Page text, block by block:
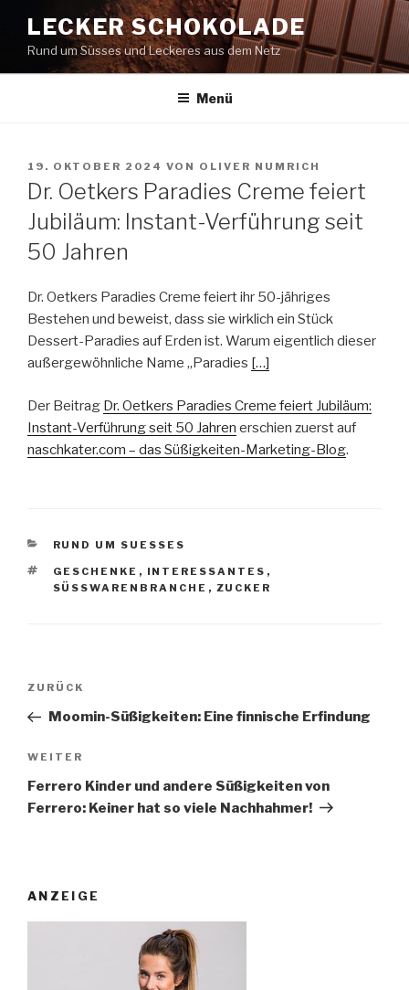
Inhalt
springen
LECKER SCHOKOLADE
Rund um Süsses und Leckeres aus dem Netz
Menü
VERÖFFENTLICHT
AM
19. OKTOBER 2024 VON OLIVER NUMRICH
Dr. Oetkers Paradies Creme feiert
Jubiläum: Instant-Verführung seit
50 Jahren
Dr. Oetkers Paradies Creme feiert ihr 50-jähriges
Bestehen und beweist, dass sie wirklich ein Stück
Dessert-Paradies auf Erden ist. Warum eigentlich dieser
außergewöhnliche Name „Paradies […]
Der Beitrag Dr. Oetkers Paradies Creme feiert Jubiläum:
Instant-Verführung seit 50 Jahren erschien zuerst auf
naschkater.com – das Süßigkeiten-Marketing-Blog.
KATEGORIEN
RUND UM SUESSES
SCHLAGWÖRTER
GESCHENKE , INTERESSANTES ,
SÜSSWARENBRANCHE
, ZUCKER
Beitragsnavigation
Vorheriger
Beitrag
ZURÜCK
Moomin-Süßigkeiten: Eine finnische Erfindung
Nächster
Beitrag
WEITER
Ferrero Kinder und andere Süßigkeiten von
Ferrero: Keiner hat so viele Nachhahmer!
ANZEIGE